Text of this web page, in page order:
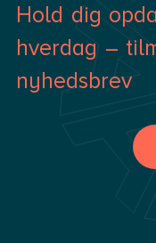
Hold dig
hverdag –
nyhedsbrev